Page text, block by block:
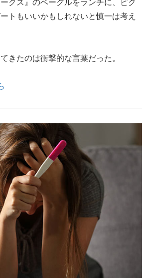
トもいいかもしれないと慎一は考え
きたのは衝撃的な言葉だった。